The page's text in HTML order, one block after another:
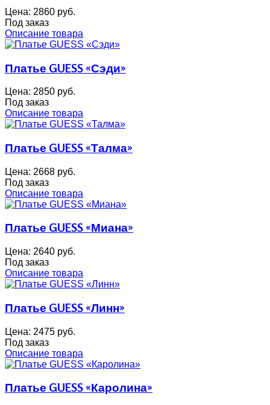
Цена: 2860 руб.
Под заказ
Описание товара
Платье GUESS «Сэди»
Цена: 2850 руб.
Под заказ
Описание товара
Платье GUESS «Талма»
Цена: 2668 руб.
Под заказ
Описание товара
Платье GUESS «Миана»
Цена: 2640 руб.
Под заказ
Описание товара
Платье GUESS «Линн»
Цена: 2475 руб.
Под заказ
Описание товара
Платье GUESS «Каролина»